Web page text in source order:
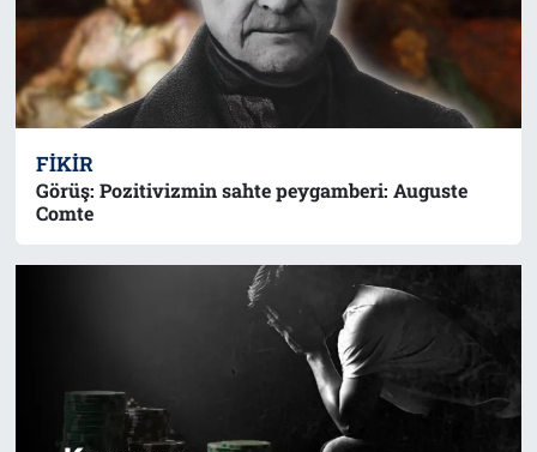
FIKIR
Görüş: Pozitivizmin sahte peygamberi: Auguste
Comte